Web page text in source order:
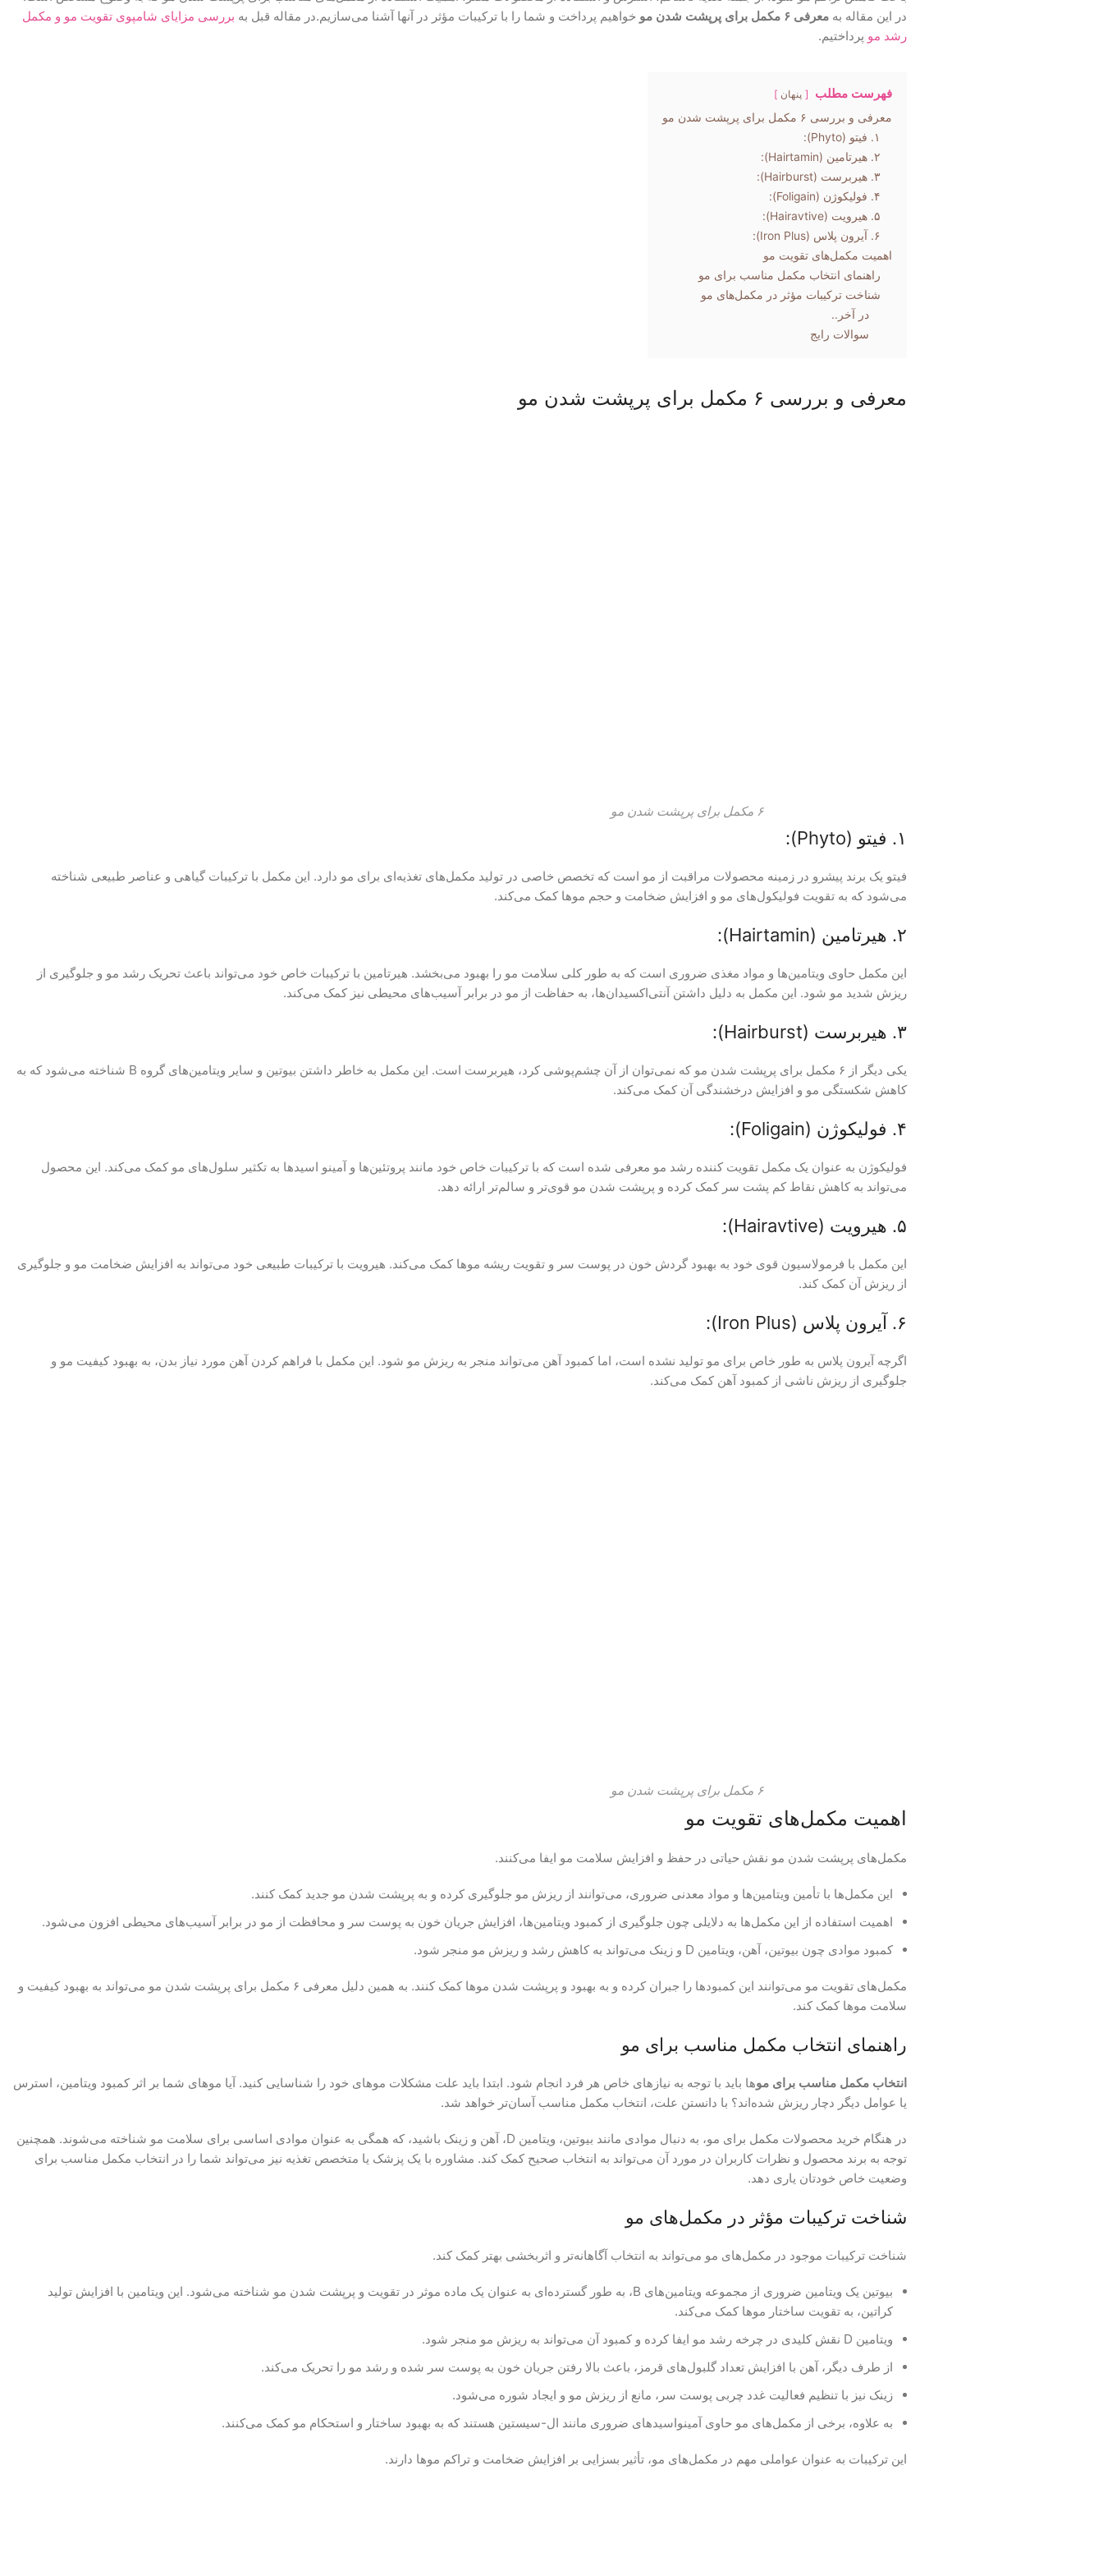
در این مقاله به معرفی ۶ مکمل برای پرپشت شدن مو خواهیم پرداخت و شما را با ترکیبات مؤثر در آنها آشنا می‌سازیم.در مقاله قبل به بررسی مزایای شامپوی تقویت مو و مکمل
رشد مو پرداختیم.
فهرست مطلب پنهان
معرفی و بررسی ۶ مکمل برای پرپشت شدن مو
۱. فیتو (Phyto):
۲. هیرتامین (Hairtamin):
۳. هیربرست (Hairburst):
۴. فولیکوژن (Foligain):
۵. هیرویت (Hairavtive):
۶. آیرون پلاس (Iron Plus):
اهمیت مکمل‌های تقویت مو
راهنمای انتخاب مکمل مناسب برای مو
شناخت ترکیبات مؤثر در مکمل‌های مو
در آخر..
سوالات رایج
معرفی و بررسی ۶ مکمل برای پرپشت شدن مو
۶ مکمل برای پرپشت شدن مو
۱. فیتو (Phyto):
فیتو یک برند پیشرو در زمینه محصولات مراقبت از مو است که تخصص خاصی در تولید مکمل‌های تغذیه‌ای برای مو دارد. این مکمل با ترکیبات گیاهی و عناصر طبیعی شناخته
می‌شود که به تقویت فولیکول‌های مو و افزایش ضخامت و حجم موها کمک می‌کند.
۲. هیرتامین (Hairtamin):
این مکمل حاوی ویتامین‌ها و مواد مغذی ضروری است که به طور کلی سلامت مو را بهبود می‌بخشد. هیرتامین با ترکیبات خاص خود می‌تواند باعث تحریک رشد مو و جلوگیری از
ریزش شدید مو شود. این مکمل به دلیل داشتن آنتی‌اکسیدان‌ها، به حفاظت از مو در برابر آسیب‌های محیطی نیز کمک می‌کند.
۳. هیربرست (Hairburst):
یکی دیگر از ۶ مکمل برای پرپشت شدن مو که نمی‌توان از آن چشم‌پوشی کرد، هیربرست است. این مکمل به خاطر داشتن بیوتین و سایر ویتامین‌های گروه B شناخته می‌شود که به
کاهش شکستگی مو و افزایش درخشندگی آن کمک می‌کند.
۴. فولیکوژن (Foligain):
فولیکوژن به عنوان یک مکمل تقویت کننده رشد مو معرفی شده است که با ترکیبات خاص خود مانند پروتئین‌ها و آمینو اسیدها به تکثیر سلول‌های مو کمک می‌کند. این محصول
می‌تواند به کاهش نقاط کم پشت سر کمک کرده و پرپشت شدن مو قوی‌تر و سالم‌تر ارائه دهد.
۵. هیرویت (Hairavtive):
این مکمل با فرمولاسیون قوی خود به بهبود گردش خون در پوست سر و تقویت ریشه موها کمک می‌کند. هیرویت با ترکیبات طبیعی خود می‌تواند به افزایش ضخامت مو و جلوگیری
از ریزش آن کمک کند.
۶. آیرون پلاس (Iron Plus):
اگرچه آیرون پلاس به طور خاص برای مو تولید نشده است، اما کمبود آهن می‌تواند منجر به ریزش مو شود. این مکمل با فراهم کردن آهن مورد نیاز بدن، به بهبود کیفیت مو و
جلوگیری از ریزش ناشی از کمبود آهن کمک می‌کند.
۶ مکمل برای پرپشت شدن مو
اهمیت مکمل‌های تقویت مو
مکمل‌های پرپشت شدن مو نقش حیاتی در حفظ و افزایش سلامت مو ایفا می‌کنند.
این مکمل‌ها با تأمین ویتامین‌ها و مواد معدنی ضروری، می‌توانند از ریزش مو جلوگیری کرده و به پرپشت شدن مو جدید کمک کنند.
اهمیت استفاده از این مکمل‌ها به دلایلی چون جلوگیری از کمبود ویتامین‌ها، افزایش جریان خون به پوست سر و محافظت از مو در برابر آسیب‌های محیطی افزون می‌شود.
کمبود موادی چون بیوتین، آهن، ویتامین D و زینک می‌تواند به کاهش رشد و ریزش مو منجر شود.
مکمل‌های تقویت مو می‌توانند این کمبودها را جبران کرده و به بهبود و پرپشت شدن موها کمک کنند. به همین دلیل معرفی ۶ مکمل برای پرپشت شدن مو می‌تواند به بهبود کیفیت و
سلامت موها کمک کند.
راهنمای انتخاب مکمل مناسب برای مو
انتخاب مکمل مناسب برای موها باید با توجه به نیازهای خاص هر فرد انجام شود. ابتدا باید علت مشکلات موهای خود را شناسایی کنید. آیا موهای شما بر اثر کمبود ویتامین، استرس
یا عوامل دیگر دچار ریزش شده‌اند؟ با دانستن علت، انتخاب مکمل مناسب آسان‌تر خواهد شد.
در هنگام خرید محصولات مکمل برای مو، به دنبال موادی مانند بیوتین، ویتامین D، آهن و زینک باشید، که همگی به عنوان موادی اساسی برای سلامت مو شناخته می‌شوند. همچنین
توجه به برند محصول و نظرات کاربران در مورد آن می‌تواند به انتخاب صحیح کمک کند. مشاوره با یک پزشک یا متخصص تغذیه نیز می‌تواند شما را در انتخاب مکمل مناسب برای
وضعیت خاص خودتان یاری دهد.
شناخت ترکیبات مؤثر در مکمل‌های مو
شناخت ترکیبات موجود در مکمل‌های مو می‌تواند به انتخاب آگاهانه‌تر و اثربخشی بهتر کمک کند.
بیوتین یک ویتامین ضروری از مجموعه ویتامین‌های B، به طور گسترده‌ای به عنوان یک ماده موثر در تقویت و پرپشت شدن مو شناخته می‌شود. این ویتامین با افزایش تولید
کراتین، به تقویت ساختار موها کمک می‌کند.
ویتامین D نقش کلیدی در چرخه رشد مو ایفا کرده و کمبود آن می‌تواند به ریزش مو منجر شود.
از طرف دیگر، آهن با افزایش تعداد گلبول‌های قرمز، باعث بالا رفتن جریان خون به پوست سر شده و رشد مو را تحریک می‌کند.
زینک نیز با تنظیم فعالیت غدد چربی پوست سر، مانع از ریزش مو و ایجاد شوره می‌شود.
به علاوه، برخی از مکمل‌های مو حاوی آمینواسیدهای ضروری مانند ال-سیستین هستند که به بهبود ساختار و استحکام مو کمک می‌کنند.
این ترکیبات به عنوان عواملی مهم در مکمل‌های مو، تأثیر بسزایی بر افزایش ضخامت و تراکم موها دارند.